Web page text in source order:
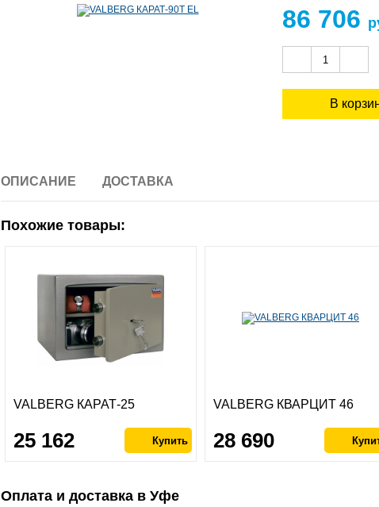
86 706
ОПИСАНИЕ ДОСТАВКА
Похожие товары:
VALBERG КАРАТ-25
25 162
VALBERG КВАРЦИТ 46
28 690
Оплата и доставка в Уфе